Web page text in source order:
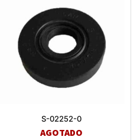
S-02252-0
AGOTADO